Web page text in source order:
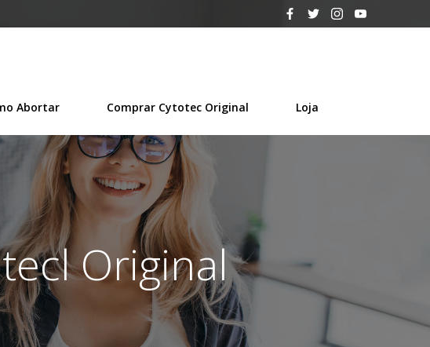
Abortar Comprar Cytotec Original Loja
Original